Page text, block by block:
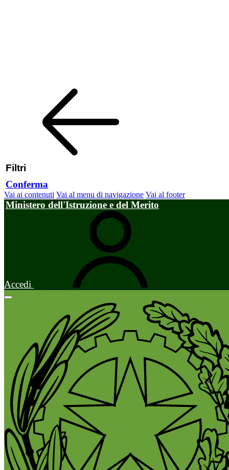
Filtri
Conferma
Vai ai contenuti Vai al menu di navigazione Vai al footer
Ministero dell'Istruzione e del Merito
Accedi